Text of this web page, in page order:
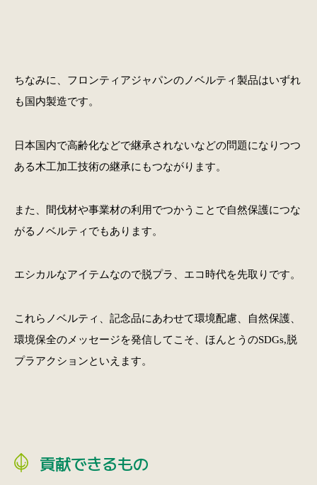
ちなみに、フロンティアジャパンのノベルティ製品はいずれ
も国内製造です。
日本国内で高齢化などで継承されないなどの問題になりつつ
ある木工加工技術の継承にもつながります。
また、間伐材や事業材の利用でつかうことで自然保護につな
がるノベルティでもあります。
エシカルなアイテムなので脱プラ、エコ時代を先取りです。
これらノベルティ、記念品にあわせて環境配慮、自然保護、
環境保全のメッセージを発信してこそ、ほんとうのSDGs,脱
プラアクションといえます。
貢献できるもの